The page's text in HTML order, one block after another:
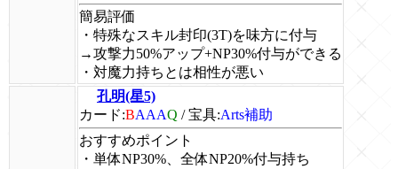
簡易評価
・特殊なスキル封印(3T)を味方に付与
→攻撃力50%アップ+NP30%付与ができる
・対魔力持ちとは相性が悪い
孔明(星5)
カード:BAAAQ /宝具:Arts補助
おすすめポイント
・単体NP30%、全体NP20%付与持ち